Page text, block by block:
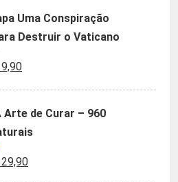
é:
R$ 9,90.
Uma Conspiração
Destruir o Vaticano
85,90.
9,90O
é:
R$ 9,90.
Arte de Curar – 960
29,90O